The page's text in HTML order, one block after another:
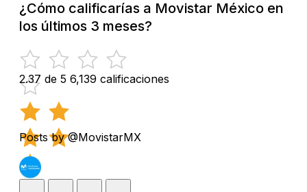
¿Cómo calificarías a Movistar México en
los últimos 3 meses?
2.37 de 5 6,139 calificaciones
Posts by @MovistarMX